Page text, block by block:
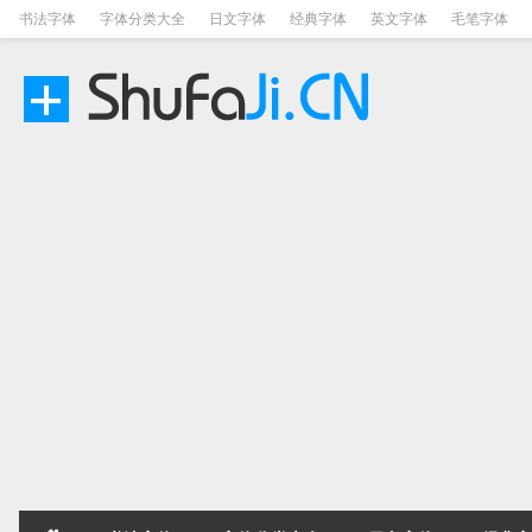
书法字体 字体分类大全 日文字体 经典字体 英文字体 毛笔字体